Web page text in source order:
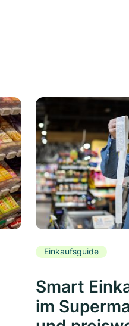
Einkaufsguide
Smart
im